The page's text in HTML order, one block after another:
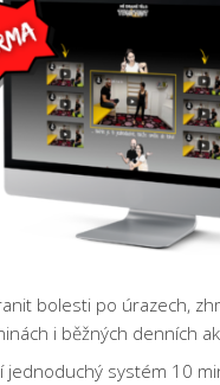
bolesti po úrazech,
i běžných denních
jednoduchý systém 10